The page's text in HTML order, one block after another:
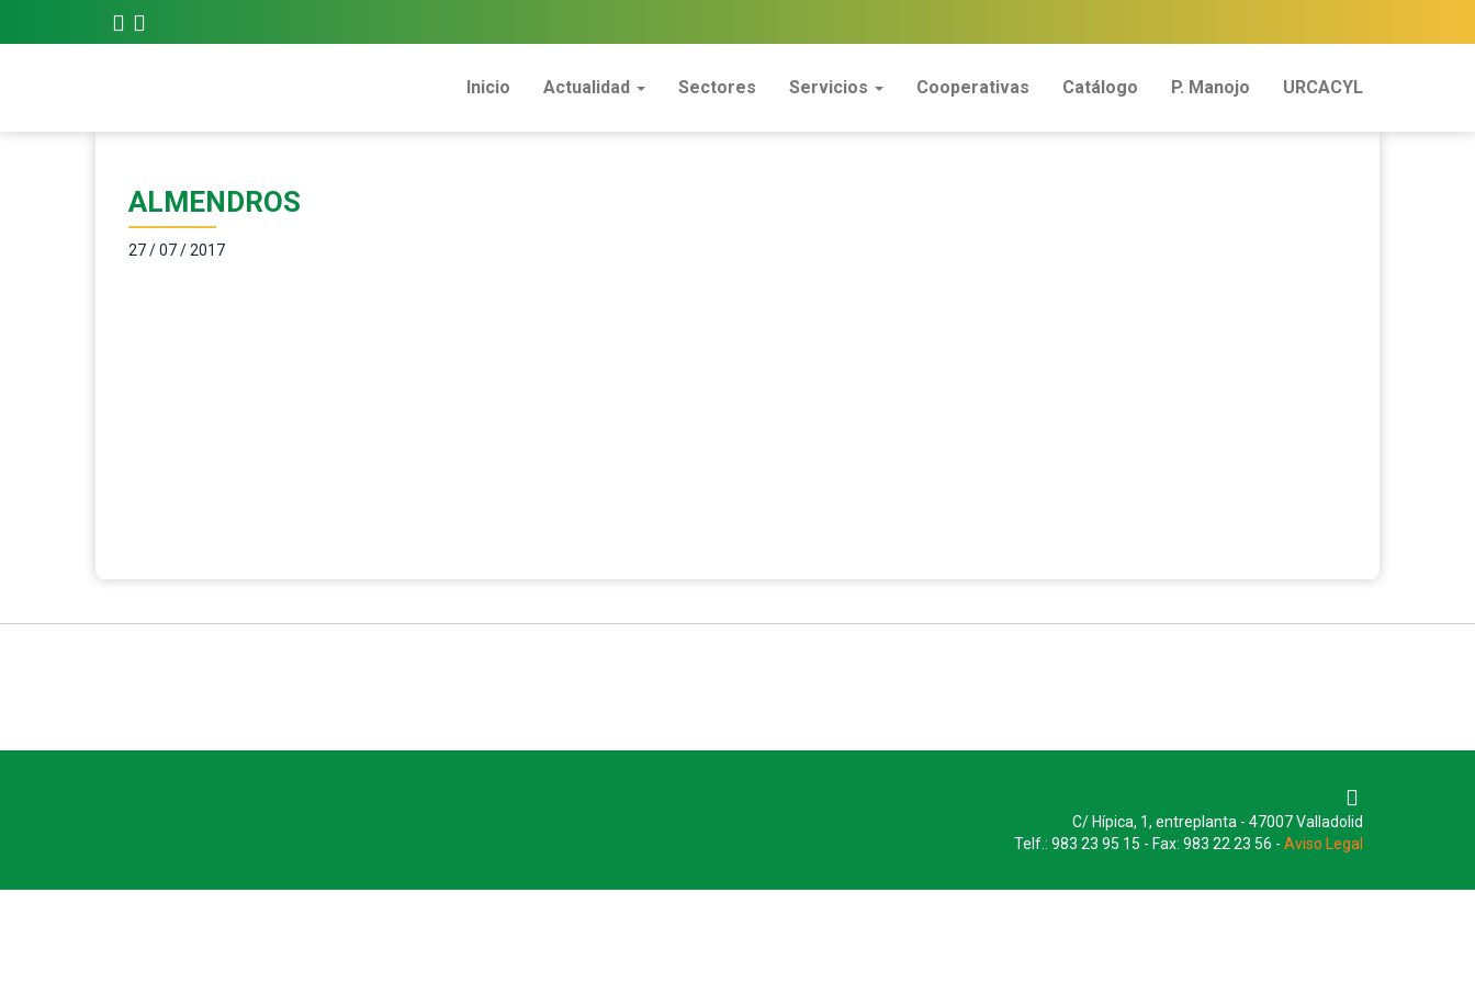
Inicio Actualidad Sectores Servicios Cooperativas Catálogo P. Manojo URCACYL
ALMENDROS
27 / 07 / 2017
C/ Hípica, 1, entreplanta - 47007 Valladolid
Telf.: 983 23 95 15 - Fax: 983 22 23 56 - Aviso Legal